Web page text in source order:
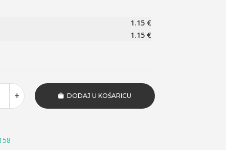
1.15 €
1.15 €
DODAJ U KOŠARICU